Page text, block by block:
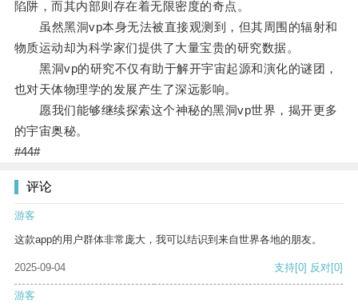
陷阱，而其内部则存在着无限密度的奇点。
虽然黑洞vp本身无法被直接观测到，但其周围的辐射和
物质运动却为科学家们提供了大量宝贵的研究数据。
黑洞vp的研究不仅有助于解开宇宙起源和演化的谜团，
也对天体物理学的发展产生了深远影响。
愿我们能够继续探索这个神秘的黑洞vp世界，揭开更多
的宇宙奥秘。
#44#
评论
游客
这款app的用户群体非常庞大，我可以结识到来自世界各地的朋友。
2025-09-04 支持[0] 反对[0]
游客